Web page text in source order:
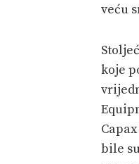
veću
koje
bile